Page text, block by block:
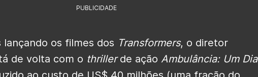
PUBLICIDADE
lançando os filmes dos Transformers, o diretor
de volta com o thrillerde ação Ambulância: Um Dia